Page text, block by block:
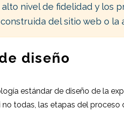
nivel de fidelidad y los
del sitio web o la
diseño
estándar de diseño de la
no todas, las etapas del